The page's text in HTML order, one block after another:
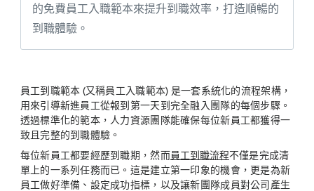
的免費員工入職範本來提升到職效率，打造順暢的
到職體驗。
員工到職範本 (又稱員工入職範本) 是一套系統化的流程架構，
用來引導新進員工從報到第一天到完全融入團隊的每個步驟。
透過標準化的範本，人力資源團隊能確保每位新員工都獲得一
致且完整的到職體驗。
每位新員工都要經歷到職期，然而員工到職流程不僅是完成清
單上的一系列任務而已。這是建立第一印象的機會，更是為新
員工做好準備、設定成功指標，以及讓新團隊成員對公司產生